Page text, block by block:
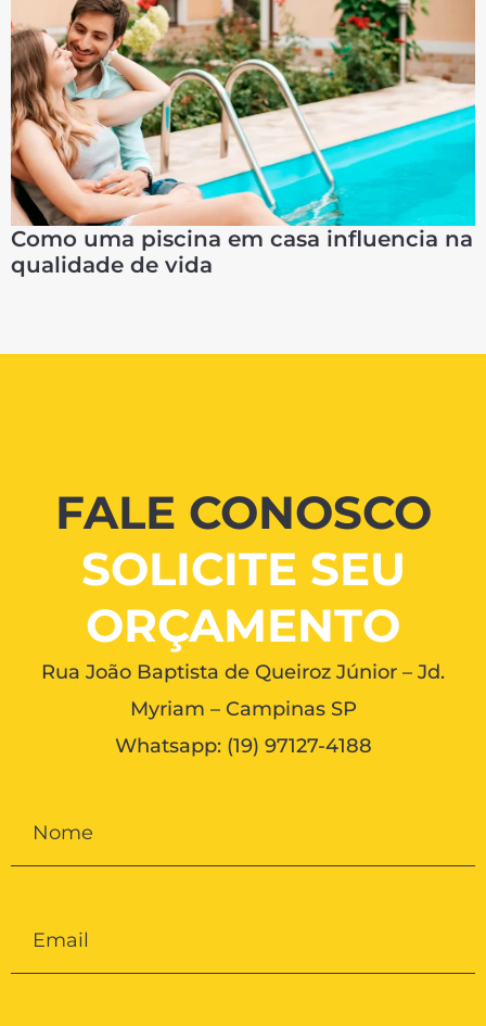
Como uma piscina em casa influencia na
qualidade de vida
FALE CONOSCO
SOLICITE SEU
ORÇAMENTO
Rua João Baptista de Queiroz Júnior – Jd.
Myriam – Campinas SP
Whatsapp: (19) 97127-4188